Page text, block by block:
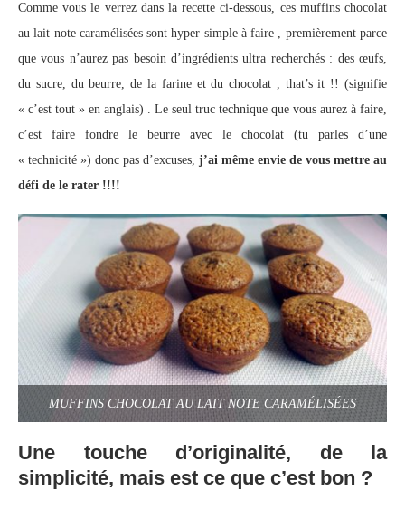
Comme vous le verrez dans la recette ci-dessous, ces muffins chocolat
au lait note caramélisées sont hyper simple à faire , premièrement parce
que vous n’aurez pas besoin d’ingrédients ultra recherchés : des œufs,
du sucre, du beurre, de la farine et du chocolat , that’s it !! (signifie
« c’est tout » en anglais) . Le seul truc technique que vous aurez à faire,
c’est faire fondre le beurre avec le chocolat (tu parles d’une
« technicité ») donc pas d’excuses, j’ai même envie de vous mettre au
défi de le rater !!!!
MUFFINS CHOCOLAT AU LAIT NOTE CARAMÉLISÉES
Une touche d’originalité, de la
simplicité, mais est ce que c’est bon ?